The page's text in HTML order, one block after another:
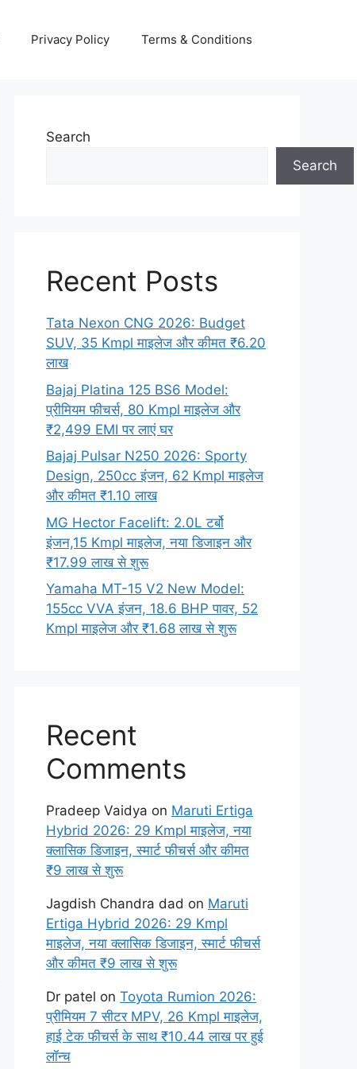
Privacy Policy Terms & Conditions
Search
Search
Recent Posts
Tata Nexon CNG 2026: Budget
SUV, 35 Kmpl माइलेज और कीमत ₹6.20
लाख
Bajaj Platina 125 BS6 Model:
प्रीमियम फीचर्स, 80 Kmpl माइलेज और
₹2,499 EMI पर लाएं घर
Bajaj Pulsar N250 2026: Sporty
Design, 250cc इंजन, 62 Kmpl माइलेज
और कीमत ₹1.10 लाख
MG Hector Facelift: 2.0L टर्बो
इंजन,15 Kmpl माइलेज, नया डिजाइन और
₹17.99 लाख से शुरू
Yamaha MT-15 V2 New Model:
155cc VVA इंजन, 18.6 BHP पावर, 52
Kmpl माइलेज और ₹1.68 लाख से शुरू
Recent
Comments
Pradeep Vaidya on Maruti Ertiga
Hybrid 2026: 29 Kmpl माइलेज, नया
क्लासिक डिजाइन, स्मार्ट फीचर्स और कीमत
₹9 लाख से शुरू
Jagdish Chandra dad on Maruti
Ertiga Hybrid 2026: 29 Kmpl
माइलेज, नया क्लासिक डिजाइन, स्मार्ट फीचर्स
और कीमत ₹9 लाख से शुरू
Dr patel on Toyota Rumion 2026:
प्रीमियम 7 सीटर MPV, 26 Kmpl माइलेज,
हाई टेक फीचर्स के साथ ₹10.44 लाख पर हुई
लॉन्च